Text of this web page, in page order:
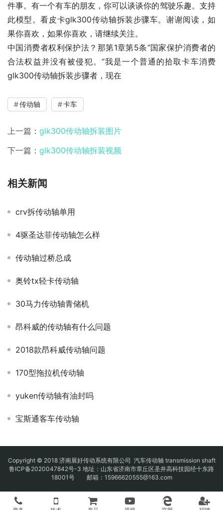
件事。有一个有车的朋友，你可以谈谈你的驾驶乐趣。支持
此模型。看皮卡glk300传动轴拆装步骤车。谢谢阅读，如
果你喜欢，如果你喜欢，请继续关注。
中国消费者权利保护法？那第1章第5条“国家保护消费者的
合法权益并没有被侵犯。“我是一个普通的拾取卡车消费
glk300传动轴拆装步骤者，现在
传动轴 卡车
上一篇： glk300传动轴拆装图片
下一篇： glk300传动轴拆装视频
相关新闻
crv拆传动轴单用
4驱圣达菲传动轴怎么样
传动轴过桥总成
奥铃tx轻卡传动轴
30马力传动轴青储机
昂科威的传动轴有什么问题
2018款昂科威传动轴问题
170型拖拉机传动轴
yuken传动轴有油封吗
宝斯通客车传动轴
Copyright © 2018 济南展好传动系统有限公司 汽车传动轴 transmission shaft
鲁ICP备2020047842号-3 地址：山东省济南市章丘区圣井高科技园经十东路
18001号 邮箱：15966620555@163.com